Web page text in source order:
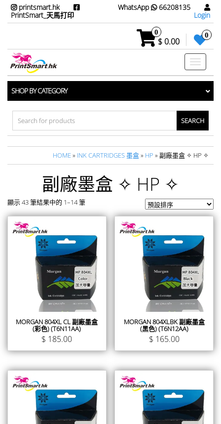
printsmart.hk
PrintSmart_天馬打印
WhatsApp
66208135
Login
0
$ 0.00
0
Toggle
SHOP BY CATEGORY
Search
for:
HOME» INK CARTRIDGES 墨盒» HP » 副廠墨盒 ✧ HP ✧
副廠墨盒 ✧ HP ✧
顯示 43 筆結果中的 1–14 筆
MORGAN 804XL CL 副廠墨盒
(彩色) (T6N11AA)
$ 185.00
MORGAN 804XLBK 副廠墨盒
(黑色) (T6N12AA)
$ 165.00